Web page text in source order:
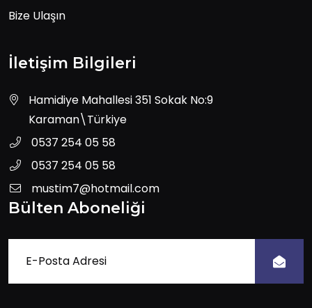
Bize Ulaşın
İletişim Bilgileri
Hamidiye Mahallesi 351 Sokak No:9
Karaman\Türkiye
0537 254 05 58
0537 254 05 58
mustim7@hotmail.com
Bülten Aboneliği